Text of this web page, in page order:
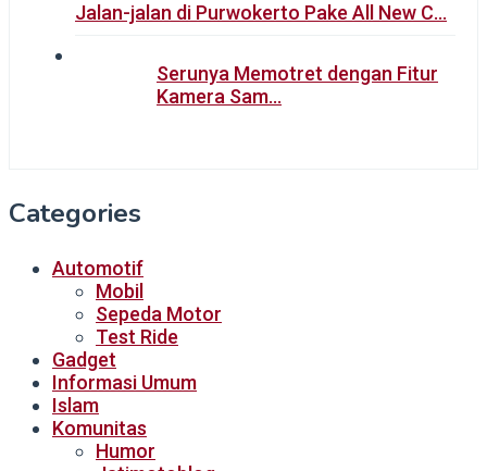
Jalan-jalan di Purwokerto Pake All New C…
Serunya Memotret dengan Fitur
Kamera Sam…
Categories
Automotif
Mobil
Sepeda Motor
Test Ride
Gadget
Informasi Umum
Islam
Komunitas
Humor